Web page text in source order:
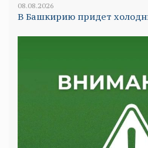
08.08.2026
В Башкирию придет